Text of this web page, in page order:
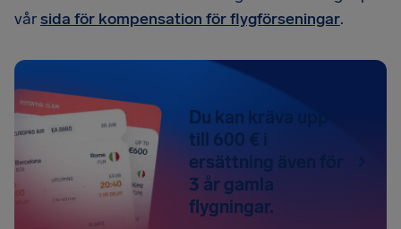
vårsida för kompensation för flygförseningar.
Du kan kräva upp
till 600 € i
ersättning även för
3 år gamla
flygningar.